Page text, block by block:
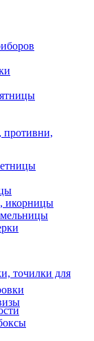
икорницы
точилки для